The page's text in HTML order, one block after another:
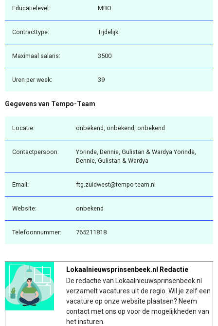
Educatielevel: MBO
Contracttype: Tijdelijk
Maximaal salaris: 3500
Uren per week: 39
Gegevens van Tempo-Team
Locatie: onbekend, onbekend, onbekend
Contactpersoon:
Yorinde, Dennie, Gulistan & Wardya Yorinde,
Dennie, Gulistan & Wardya
Email: ftg.zuidwest@tempo-team.nl
Website: onbekend
Telefoonnummer: 765211818
Lokaalnieuwsprinsenbeek.nl Redactie
De redactie van Lokaalnieuwsprinsenbeek.nl
verzamelt vacatures uit de regio. Wil je zelf een
vacature op onze website plaatsen? Neem
contact met ons op voor de mogelijkheden van
het insturen.